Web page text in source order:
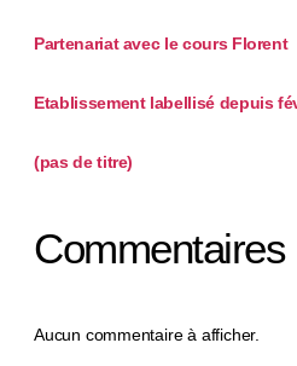
Partenariat avec le cours Florent
Etablissement labellisé depuis
(pas de titre)
Aucun commentaire à afficher.